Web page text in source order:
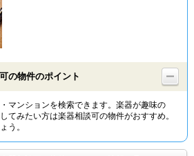
物件特集から
TOP
の物件のポイント
マンションを検索できます。楽器が趣味の
てみたい方は楽器相談可の物件がおすすめ。
う。